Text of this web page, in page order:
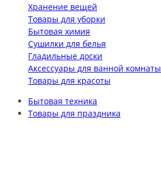
Хранение вещей
Товары для уборки
Бытовая химия
Сушилки для белья
Гладильные доски
Аксессуары для ванной комнаты
Товары для красоты
Бытовая техника
Товары для праздника